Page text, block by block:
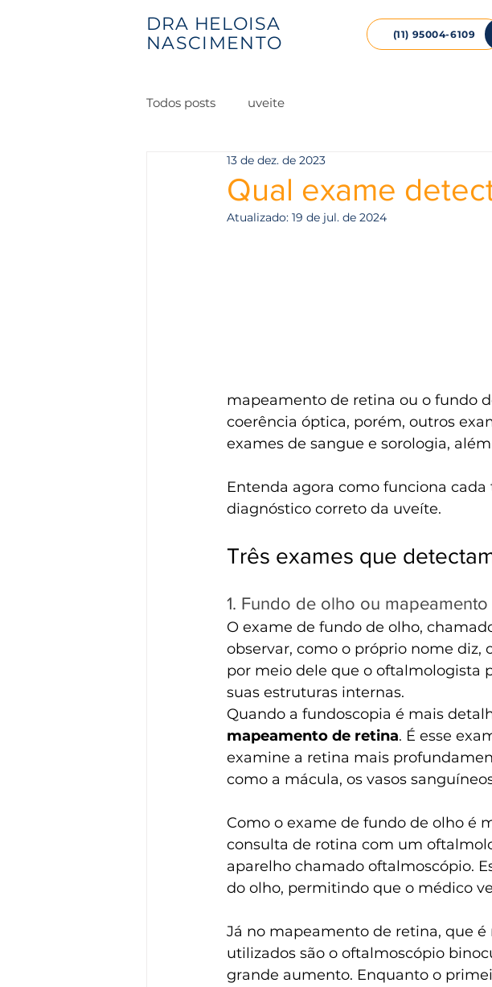
DRA HELOISA
NASCIMENTO
(11) 95004-6109
Todos posts uveite
Qual exame
13 de dez. de 2023
Atualizado: 19 de jul. de 2024
mapeamento de retina ou o fundo
coerência óptica, porém, outros
exames de sangue e sorologia,
Entenda agora como funciona
diagnóstico correto da uveíte.
Três exames que
1. Fundo de olho ou mapeamento
O exame de fundo de olho,
observar, como o próprio nome diz,
por meio dele que o oftalmologista
suas estruturas internas.
Quando a fundoscopia é mais
mapeamento de retina. É esse
examine a retina mais
como a mácula, os vasos
Como o exame de fundo de olho é
consulta de rotina com um
aparelho chamado oftalmoscópio.
do olho, permitindo que o médico
Já no mapeamento de retina, que
utilizados são o oftalmoscópio
grande aumento. Enquanto o